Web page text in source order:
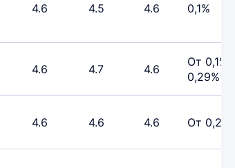
4.6 4.5 4.6 0,1%
4.6 4.7 4.6
От 0,1%
0,29%
4.6 4.6 4.6 От 0,29%